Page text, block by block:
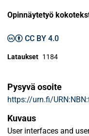
Opinnäytetyö
CC BY 4.0
Lataukset 1184
Pysyvä osoite
https://urn.fi/
Kuvaus
User interfaces and